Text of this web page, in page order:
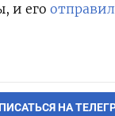
и его
НА